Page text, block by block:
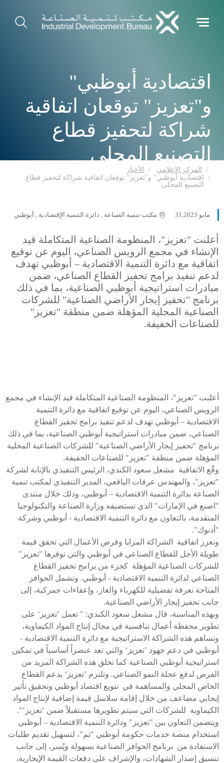
اقتصادية أبوظبي"
و"تعزيز" توقعان اتفاقية
شراكة لتحفيز قطاع
التصنيع المحلي
المركز الإعلامي
الأخبار
اقتصادية أبوظبي" و"تعزيز" توقعان اتفاقية شراكة لتحفيز قطاع
التصنيع المحلي
مايو 31,2023 مكتب تنمية الصناعة , دائرة التنمية الإقتصادية , أبوظبي
أعلنت "تعزيز"، المنظومة الصناعية المتكاملة قيد
الإنشاء في مجمع الرويس الصناعي، اليوم عن توقيع
اتفاقية مع دائرة التنمية الاقتصادية – أبوظبي تهدف
لدعم تنفيذ برامج تحفيز القطاع الصناعي، ضمن
مبادرات استراتيجية أبوظبي الصناعية، بما في ذلك
برنامج "تحفيز إيجار الأراضي الصناعية" للشركات
الصناعية المحلية المؤهلة ضمن منطقة "تعزيز"
للصناعات الخفيفة.
أعلنت "تعزيز"، المنظومة الصناعية المتكاملة قيد الإنشاء في مجمع
الرويس الصناعي، اليوم عن توقيع اتفاقية مع دائرة التنمية
الاقتصادية – أبوظبي تهدف لدعم تنفيذ برامج تحفيز القطاع
الصناعي، ضمن مبادرات استراتيجية أبوظبي الصناعية، بما في ذلك
برنامج "تحفيز إيجار الأراضي الصناعية" للشركات الصناعية المحلية
المؤهلة ضمن منطقة "تعزيز" للصناعات الخفيفة.
وقّع الاتفاقية مشعل سعود الكندي، الرئيس التنفيذي بالإنابة لشركة
"تعزيز"، والمهندس عرفات اليافعي، المدير التنفيذي لمكتب تنمية
الصناعة بدائرة التنمية الاقتصادية – أبوظبي، وذلك خلال منتدى
"اصنع في الإمارات" الذي تستضيفه وزارة الصناعة والتكنولوجيا
المتقدمة، بالتعاون مع دائرة التنمية الاقتصادية - أبوظبي وشركة
"أدنوك".
وتعزز اتفاقية الشراكة المزايا وفرص الأعمال التي تحقق قيمة
طويلة الأجل للقطاع الصناعي في أبوظبي والتي توفرها "تعزيز"
للشركات الصناعية المؤهلة كجزء من برامج تحفيز القطاع
الصناعي لدائرة التنمية الاقتصادية - أبوظبي. وتشمل الحوافز
المتاحة تعرفة تفضيلية للكهرباء والغاز، وإعفاءات جمركية، إلى
جانب تحفيز إيجار الأراضي الصناعية.
وبهذه المناسبة، قال مشعل سعود الكندي: " تعمل ’تعزيز‘ على
تطوير محفظة أعمال تنافسية في مجال إنتاج المواد الكيماوية،
وتساهم هذه الشراكة الاستراتيجية مع دائرة التنمية الاقتصادية -
أبوظبي في دعم جهود ’تعزيز‘ والتي تعد عنصراً أساسياً في تمكين
استراتيجية أبوظبي الصناعية كما تخلق هذه الشراكة المزيد من
الفرص لدفع عجلة النمو الصناعي. وتلتزم ’تعزيز‘ بدعم القطاع
الخاص المحلي والمساهمة في تنويع اقتصاد أبوظبي وتحقيق تأثير
إيجابي مضاعف من خلال إقامة سلاسل قيمة إضافية لإنتاج المواد
الكيماوية للشركات التي سيتم تطويرها مستقبلاً ضمن ’تعزيز‘".
ويتضمن التعاون بين "تعزيز" ودائرة التنمية الاقتصادية – أبوظبي
استخدام منصة خدمات حكومة أبوظبي "تم"، لتسهيل تقديم طلبات
الاستفادة من برنامج الحوافز الصناعية بسهولة ويُسر، إلى جانب
تنسيق إصدار الشهادات، والإشراف على دفعات القيمة الإيجارية،